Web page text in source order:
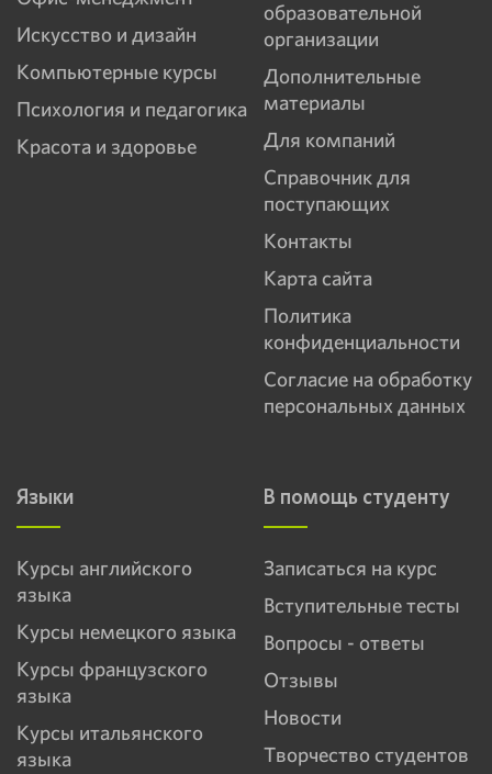
Искусство и дизайн
Компьютерные курсы
Психология и педагогика
Красота и здоровье
образовательной
организации
Дополнительные
материалы
Для компаний
Справочник для
поступающих
Контакты
Карта сайта
Политика
конфиденциальности
Согласие на обработку
персональных данных
В помощь студенту
Записаться на курс
Вступительные тесты
Вопросы - ответы
Отзывы
Новости
Творчество студентов
Языки
Курсы английского
языка
Курсы немецкого языка
Курсы французского
языка
Курсы итальянского
языка